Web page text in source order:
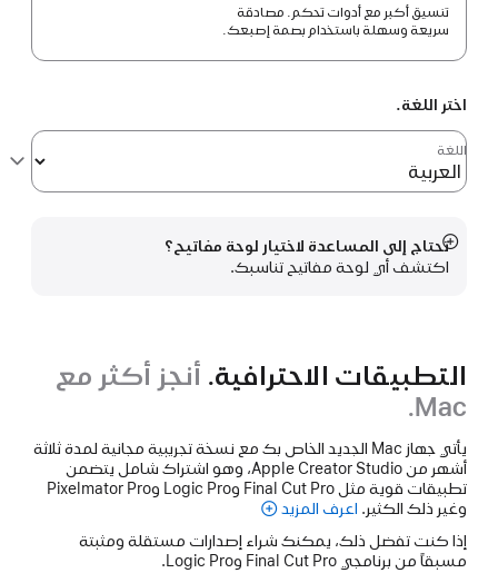
تنسيق أكبر مع أدوات تحكم. مصادقة
سريعة وسهلة باستخدام بصمة إصبعك.
اختر اللغة.
اللغة
تحتاج إلى المساعدة لاختيار لوحة مفاتيح؟
اكتشف أي لوحة مفاتيح تناسبك.
عرض
المزيد
التطبيقات الاحترافية. أنجز أكثر مع
Mac.
يأتي جهاز Mac الجديد الخاص بك مع نسخة تجريبية مجانية لمدة ثلاثة
أشهر من Apple Creator Studio، وهو اشتراك شامل يتضمن
تطبيقات قوية مثل Final Cut Pro وLogic Pro وPixelmator Pro
وغير ذلك الكثير. اعرف المزيدApple Creator Studio
إذا كنت تفضل ذلك، يمكنك شراء إصدارات مستقلة ومثبتة
مسبقاً من برنامجي Final Cut Pro وLogic Pro.